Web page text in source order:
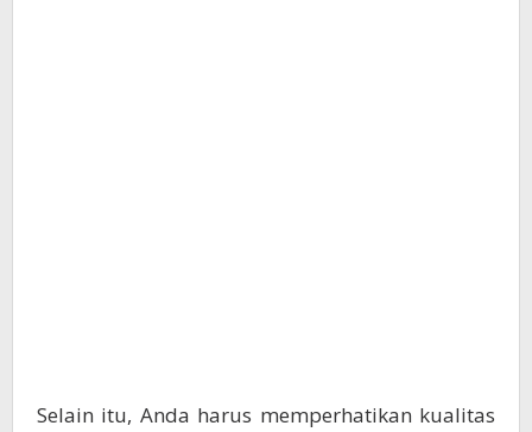
Selain itu, Anda harus memperhatikan kualitas